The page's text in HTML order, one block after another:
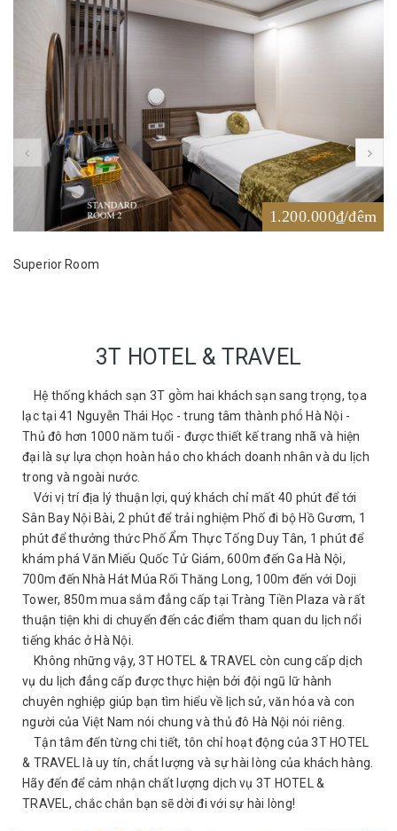
1.200.000₫/đêm
Superior Room
3T HOTEL & TRAVEL
Hệ thống khách sạn 3T gồm hai khách sạn sang trọng, tọa
lạc tại 41 Nguyễn Thái Học - trung tâm thành phố Hà Nội -
Thủ đô hơn 1000 năm tuổi - được thiết kế trang nhã và hiện
đại là sự lựa chọn hoàn hảo cho khách doanh nhân và du lịch
trong và ngoài nước.
Với vị trí địa lý thuận lợi, quý khách chỉ mất 40 phút để tới
Sân Bay Nội Bài, 2 phút để trải nghiệm Phố đi bộ Hồ Gươm, 1
phút để thưởng thức Phố Ẩm Thực Tống Duy Tân, 1 phút để
khám phá Văn Miếu Quốc Tử Giám, 600m đến Ga Hà Nội,
700m đến Nhà Hát Múa Rối Thăng Long, 100m đến với Doji
Tower, 850m mua sắm đẳng cấp tại Tràng Tiền Plaza và rất
thuận tiện khi di chuyển đến các điểm tham quan du lịch nổi
tiếng khác ở Hà Nội.
Không những vậy, 3T HOTEL & TRAVEL còn cung cấp dịch
vụ du lịch đẳng cấp được thực hiện bởi đội ngũ lữ hành
chuyên nghiệp giúp bạn tìm hiểu về lịch sử, văn hóa và con
người của Việt Nam nói chung và thủ đô Hà Nội nói riêng.
Tận tâm đến từng chi tiết, tôn chỉ hoạt động của 3T HOTEL
& TRAVEL là uy tín, chất lượng và sự hài lòng của khách hàng.
Hãy đến để cảm nhận chất lượng dịch vụ 3T HOTEL &
TRAVEL, chắc chắn bạn sẽ dời đi với sự hài lòng!